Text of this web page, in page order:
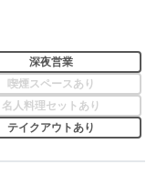
深夜営業
喫煙スペースあり
名人料理セットあり
テイクアウトあり